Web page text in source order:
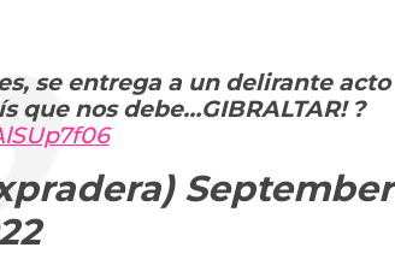
se entrega a un delirante acto
que nos debe…GIBRALTAR! ?
September